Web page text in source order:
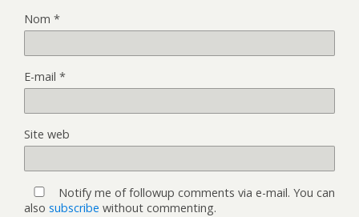
Nom *
E-mail *
Site web
Notify me of followup comments via e-mail. You can
also subscribe without commenting.